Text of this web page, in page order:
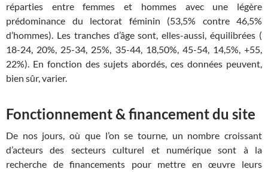
réparties entre femmes et hommes avec une légère
prédominance du lectorat féminin (53,5% contre 46,5%
d’hommes). Les tranches d’âge sont, elles-aussi, équilibrées (
18-24, 20%, 25-34, 25%, 35-44, 18,50%, 45-54, 14,5%, +55,
22%). En fonction des sujets abordés, ces données peuvent,
bien sûr, varier.
Fonctionnement & financement du site
De nos jours, où que l’on se tourne, un nombre croissant
d’acteurs des secteurs culturel et numérique sont à la
recherche de financements pour mettre en œuvre leurs